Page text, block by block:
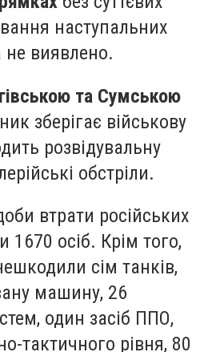
наступальних
не виявлено.
та Сумською
зберігає військову
розвідувальну
обстріли.
втрати російських
1670 осіб. Крім того,
сім танків,
машину, 26
один засіб ППО,
тактичного рівня, 80